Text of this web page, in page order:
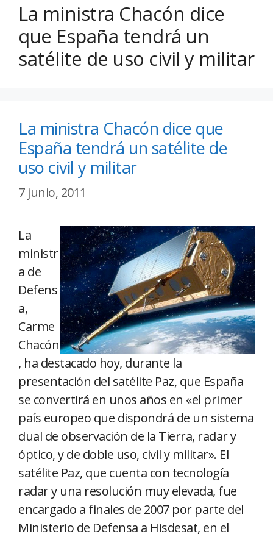
La ministra Chacón dice
que España tendrá un
satélite de uso civil y militar
La ministra Chacón dice que
España tendrá un satélite de
uso civil y militar
7 junio, 2011
La
ministr
a de
Defens
a,
Carme
Chacón
, ha destacado hoy, durante la
presentación del satélite Paz, que España
se convertirá en unos años en «el primer
país europeo que dispondrá de un sistema
dual de observación de la Tierra, radar y
óptico, y de doble uso, civil y militar». El
satélite Paz, que cuenta con tecnología
radar y una resolución muy elevada, fue
encargado a finales de 2007 por parte del
Ministerio de Defensa a Hisdesat, en el